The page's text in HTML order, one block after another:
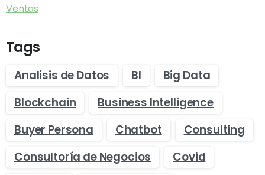
Ventas
Tags
Analisis de Datos BI
Big Data
Blockchain
Business Intelligence
Buyer Persona
Chatbot
Consulting
Consultoría de Negocios
Covid